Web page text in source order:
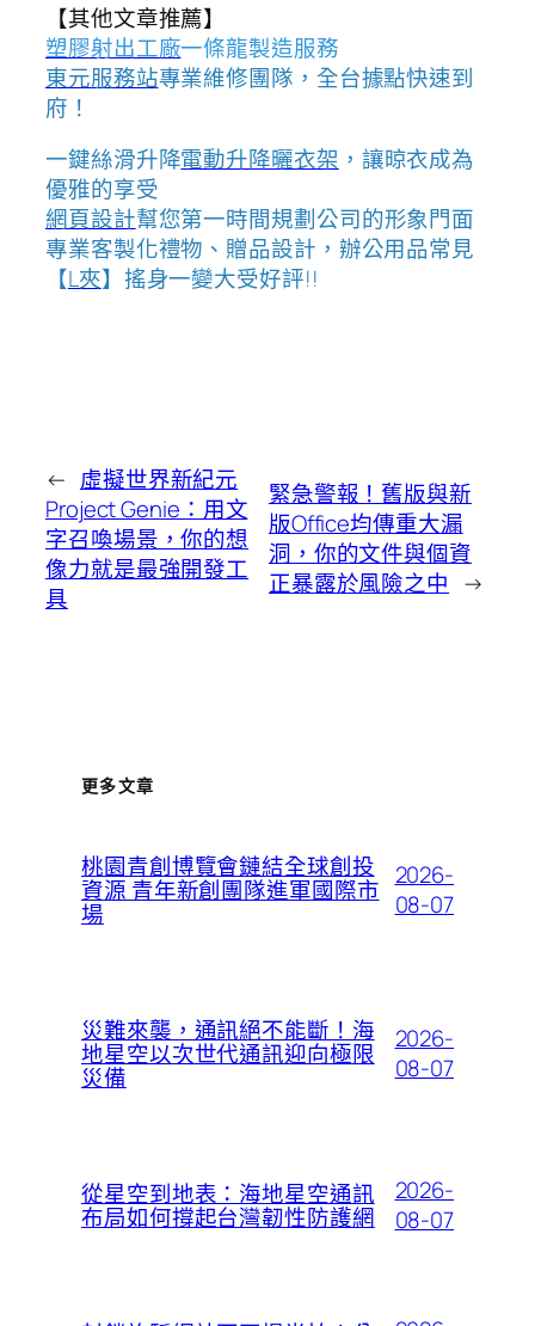
【其他文章推薦】
塑膠射出工廠一條龍製造服務
東元服務站專業維修團隊，全台據點快速到
府！
一鍵絲滑升降電動升降曬衣架 ，讓晾衣成為
優雅的享受
網頁設計幫您第一時間規劃公司的形象門面
專業客製化禮物、贈品設計，辦公用品常見
【L夾】搖身一變大受好評!!
← 虛擬世界新紀元
Project Genie：用文
字召喚場景，你的想
像力就是最強開發工
具
緊急警報！舊版與新
版Office均傳重大漏
洞，你的文件與個資
正暴露於風險之中 →
更多文章
桃園青創博覽會鏈結全球創投
資源 青年新創團隊進軍國際市
場
2026-
08-07
災難來襲，通訊絕不能斷！海
地星空以次世代通訊迎向極限
災備
2026-
08-07
從星空到地表：海地星空通訊
布局如何撐起台灣韌性防護網
2026-
08-07